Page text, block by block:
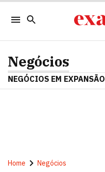
Negócios
NEGÓCIOS EM EXPANSÃO
Home Negócios